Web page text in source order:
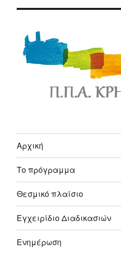
Αρχική
Το πρόγραμμα
Θεσμικό πλαίσιο
Εγχειρίδιο Διαδικασιών
Ενημέρωση